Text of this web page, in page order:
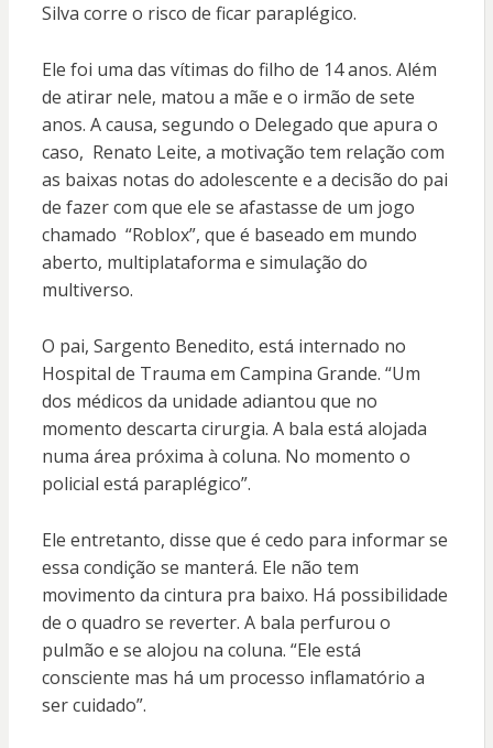
Silva corre o risco de ficar paraplégico.
Ele foi uma das vítimas do filho de 14 anos. Além
de atirar nele, matou a mãe e o irmão de sete
anos. A causa, segundo o Delegado que apura o
caso, Renato Leite, a motivação tem relação com
as baixas notas do adolescente e a decisão do pai
de fazer com que ele se afastasse de um jogo
chamado “Roblox”, que é baseado em mundo
aberto, multiplataforma e simulação do
multiverso.
O pai, Sargento Benedito, está internado no
Hospital de Trauma em Campina Grande. “Um
dos médicos da unidade adiantou que no
momento descarta cirurgia. A bala está alojada
numa área próxima à coluna. No momento o
policial está paraplégico”.
Ele entretanto, disse que é cedo para informar se
essa condição se manterá. Ele não tem
movimento da cintura pra baixo. Há possibilidade
de o quadro se reverter. A bala perfurou o
pulmão e se alojou na coluna. “Ele está
consciente mas há um processo inflamatório a
ser cuidado”.